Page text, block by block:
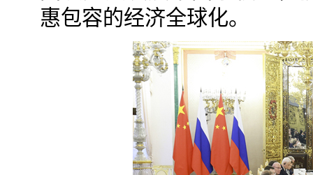
惠包容的经济全球化。